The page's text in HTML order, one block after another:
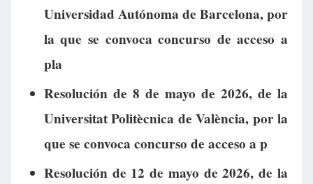
Universidad Autónoma de Barcelona, por
la que se convoca concurso de acceso a
pla
Resolución de 8 de mayo de 2026, de la
Universitat Politècnica de València, por la
que se convoca concurso de acceso a p
Resolución de 12 de mayo de 2026, de la